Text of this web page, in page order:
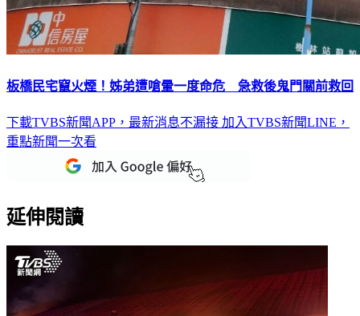
板橋民宅竄火煙！姊弟遭嗆暈一度命危 急救後鬼門關前救回
下載TVBS新聞APP，最新消息不漏接 加入TVBS新聞LINE，
重點新聞一次看
延伸閱讀